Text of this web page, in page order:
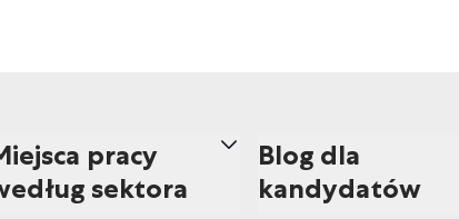
pracy
sektora
Blog dla
kandydatów